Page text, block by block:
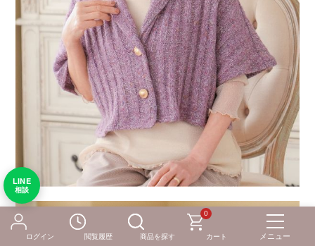
ログイン 閲覧履歴 商品を探す
0
カート
LINE
相談